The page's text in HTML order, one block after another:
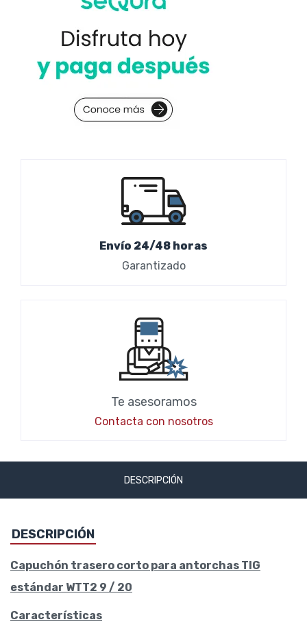
Envío 24/48 horas
Garantizado
Te asesoramos
Contacta con nosotros
DESCRIPCIÓN
DESCRIPCIÓN
Capuchón trasero corto para antorchas TIG
estándar WTT2 9 / 20
Características